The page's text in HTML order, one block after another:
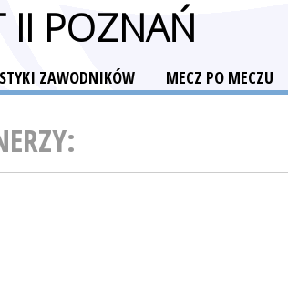
II POZNAŃ
ZAWODNIKÓW MECZ PO MECZU